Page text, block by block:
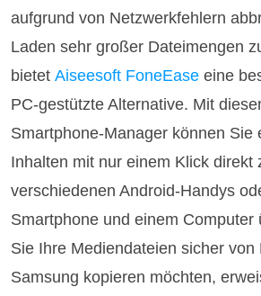
aufgrund von Netzwerkfehlern
Laden sehr großer Dateimengen
bietetAiseesoft FoneEase eine
PC-gestützte Alternative. Mit
Smartphone-Manager können Sie
Inhalten mit nur einem Klick direkt
verschiedenen Android-Handys
Smartphone und einem Computer
Sie Ihre Mediendateien sicher von
Samsung kopieren möchten,